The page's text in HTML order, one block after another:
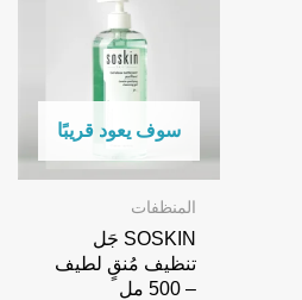
سوف يعود قريبًا
المنظفات
SOSKIN جَل
تنظيف مُنقٍ لطيف
– 500 مل